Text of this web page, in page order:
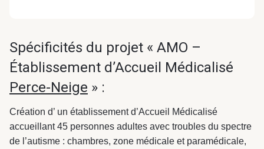
Biodiversité & Génie écologique
Spécificités du projet « AMO –
Établissement d’Accueil Médicalisé
Perce-Neige » :
Création d’ un établissement d’Accueil Médicalisé
accueillant 45 personnes adultes avec troubles du spectre
de l’autisme : chambres, zone médicale et paramédicale,